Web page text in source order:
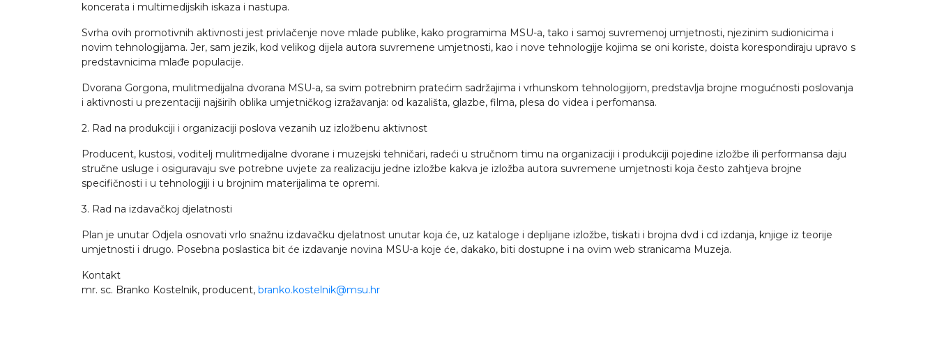
koncerata i multimedijskih iskaza i nastupa.
Svrha ovih promotivnih aktivnosti jest privlačenje nove mlade publike, kako programima MSU-a, tako i samoj suvremenoj umjetnosti, njezinim sudionicima i
novim tehnologijama. Jer, sam jezik, kod velikog dijela autora suvremene umjetnosti, kao i nove tehnologije kojima se oni koriste, doista korespondiraju upravo s
predstavnicima mlađe populacije.
Dvorana Gorgona, mulitmedijalna dvorana MSU-a, sa svim potrebnim pratećim sadržajima i vrhunskom tehnologijom, predstavlja brojne mogućnosti poslovanja
i aktivnosti u prezentaciji najširih oblika umjetničkog izražavanja: od kazališta, glazbe, filma, plesa do videa i perfomansa.
2. Rad na produkciji i organizaciji poslova vezanih uz izložbenu aktivnost
Producent, kustosi, voditelj mulitmedijalne dvorane i muzejski tehničari, radeći u stručnom timu na organizaciji i produkciji pojedine izložbe ili performansa daju
stručne usluge i osiguravaju sve potrebne uvjete za realizaciju jedne izložbe kakva je izložba autora suvremene umjetnosti koja često zahtjeva brojne
specifičnosti i u tehnologiji i u brojnim materijalima te opremi.
3. Rad na izdavačkoj djelatnosti
Plan je unutar Odjela osnovati vrlo snažnu izdavačku djelatnost unutar koja će, uz kataloge i deplijane izložbe, tiskati i brojna dvd i cd izdanja, knjige iz teorije
umjetnosti i drugo. Posebna poslastica bit će izdavanje novina MSU-a koje će, dakako, biti dostupne i na ovim web stranicama Muzeja.
Kontakt
mr. sc. Branko Kostelnik, producent, branko.kostelnik@msu.hr